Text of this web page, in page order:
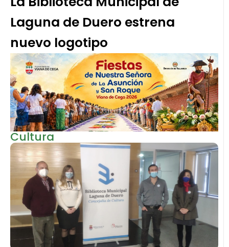
Laguna de Duero estrena
nuevo logotipo
Cultura